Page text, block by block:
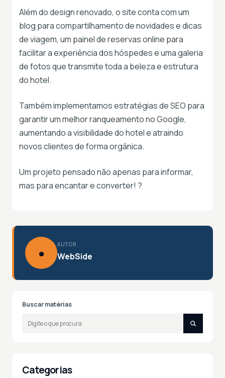
Além do design renovado, o site conta com um
blog para compartilhamento de novidades e dicas
de viagem, um painel de reservas online para
facilitar a experiência dos hóspedes e uma galeria
de fotos que transmite toda a beleza e estrutura
do hotel.
Também implementamos estratégias de SEO para
garantir um melhor ranqueamento no Google,
aumentando a visibilidade do hotel e atraindo
novos clientes de forma orgânica.
Um projeto pensado não apenas para informar,
mas para encantar e converter! ?
●
AUTOR
WebSide
Buscar matérias
Categorias